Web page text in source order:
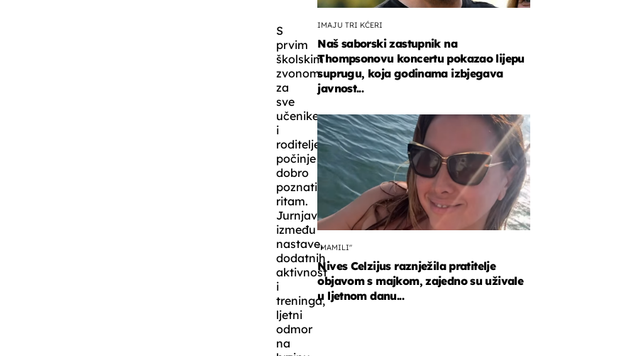
S
prvim
školskim
zvonom
za
sve
učenike
i
roditelje
počinje
dobro
poznati
ritam.
Jurnjava
između
nastave,
dodatnih
aktivnost
i
treninga,
ljetni
odmor
na
IMAJU TRI KĆERI
Naš saborski zastupnik na
Thompsonovu koncertu pokazao lijepu
suprugu, koja godinama izbjegava
javnost...
"MAMILI"
Nives Celzijus raznježila pratitelje
objavom s majkom, zajedno su uživale
u ljetnom danu...